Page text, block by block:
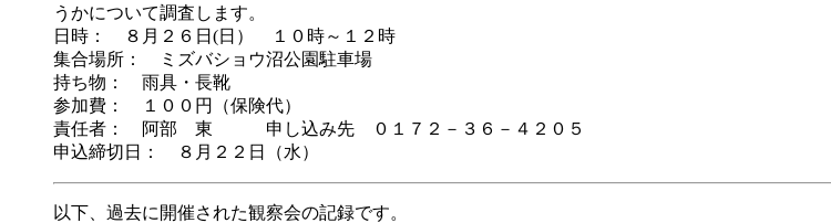
うかについて調査します。
日時： ８月２６日(日） １０時～１２時
集合場所： ミズバショウ沼公園駐車場
持ち物： 雨具・長靴
参加費： １００円（保険代）
責任者： 阿部 東 申し込み先 ０１７２－３６－４２０５
申込締切日： ８月２２日（水）
以下、過去に開催された観察会の記録です。